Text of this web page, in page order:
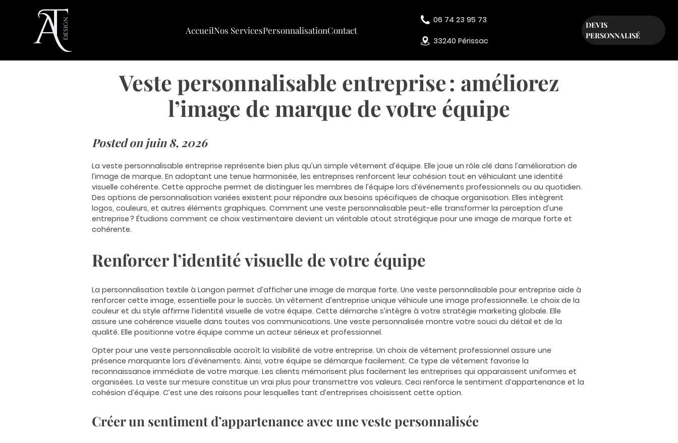
AccueilNos ServicesPersonnalisationContact
06 74 23 95 73
33240 Périssac
DEVIS
PERSONNALISÉ
Veste personnalisable entreprise : améliorez
l’image de marque de votre équipe
Posted on juin 8, 2026
La veste personnalisable entreprise représente bien plus qu’un simple vêtement d’équipe. Elle joue un rôle clé dans l’amélioration de
l’image de marque. En adoptant une tenue harmonisée, les entreprises renforcent leur cohésion tout en véhiculant une identité
visuelle cohérente. Cette approche permet de distinguer les membres de l’équipe lors d’événements professionnels ou au quotidien.
Des options de personnalisation variées existent pour répondre aux besoins spécifiques de chaque organisation. Elles intègrent
logos, couleurs, et autres éléments graphiques. Comment une veste personnalisable peut-elle transformer la perception d’une
entreprise ? Étudions comment ce choix vestimentaire devient un véritable atout stratégique pour une image de marque forte et
cohérente.
Renforcer l’identité visuelle de votre équipe
Lapersonnalisation textile à Langon permet d’afficher une image de marque forte. Une veste personnalisable pour entreprise aide à
renforcer cette image, essentielle pour le succès. Un vêtement d’entreprise unique véhicule une image professionnelle. Le choix de la
couleur et du style affirme l’identité visuelle de votre équipe. Cette démarche s’intègre à votre stratégie marketing globale. Elle
assure une cohérence visuelle dans toutes vos communications. Une veste personnalisée montre votre souci du détail et de la
qualité. Elle positionne votre équipe comme un acteur sérieux et professionnel.
Opter pour une veste personnalisable accroît la visibilité de votre entreprise. Un choix de vêtement professionnel assure une
présence marquante lors d’événements. Ainsi, votre équipe se démarque facilement. Ce type de vêtement favorise la
reconnaissance immédiate de votre marque. Les clients mémorisent plus facilement les entreprises qui apparaissent uniformes et
organisées. La veste sur mesure constitue un vrai plus pour transmettre vos valeurs. Ceci renforce le sentiment d’appartenance et la
cohésion d’équipe. C’est une des raisons pour lesquelles tant d’entreprises choisissent cette option.
Créer un sentiment d’appartenance avec une veste personnalisée